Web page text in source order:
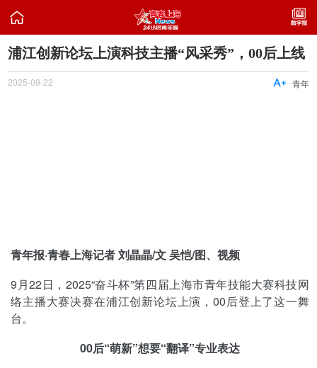

浦江创新论坛上演科技主播“风采秀”，00后上线
2025-09-22 青年

青年报·青春上海记者 刘晶晶/文 吴恺/图、视频
9月22日，2025“奋斗杯”第四届上海市青年技能大赛科技网
络主播大赛决赛在浦江创新论坛上演，00后登上了这一舞
台。
00后“萌新”想要“翻译”专业表达